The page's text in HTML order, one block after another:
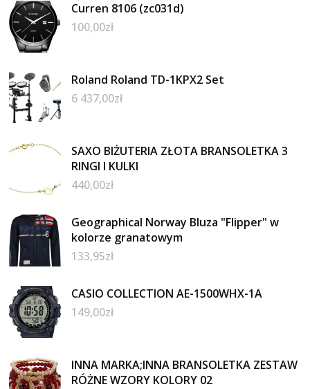
Curren 8106 (zc031d)
100,00zł
Roland Roland TD-1KPX2 Set
6 437,00zł
SAXO BIŻUTERIA ZŁOTA BRANSOLETKA 3
RINGI I KULKI
440,00zł
Geographical Norway Bluza "Flipper" w
kolorze granatowym
133,95zł
CASIO COLLECTION AE-1500WHX-1A
149,00zł
INNA MARKA;INNA BRANSOLETKA ZESTAW
RÓŻNE WZORY KOLORY 02